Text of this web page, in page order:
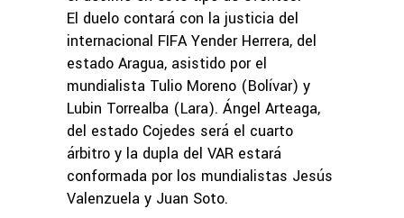
El duelo contará con la justicia del
internacional FIFA Yender Herrera, del
estado Aragua, asistido por el
mundialista Tulio Moreno (Bolívar) y
Lubin Torrealba (Lara). Ángel Arteaga,
del estado Cojedes será el cuarto
árbitro y la dupla del VAR estará
conformada por los mundialistas Jesús
Valenzuela y Juan Soto.